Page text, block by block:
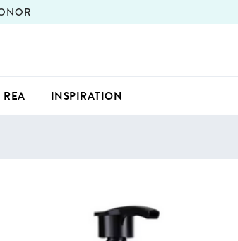
REA INSPIRATION